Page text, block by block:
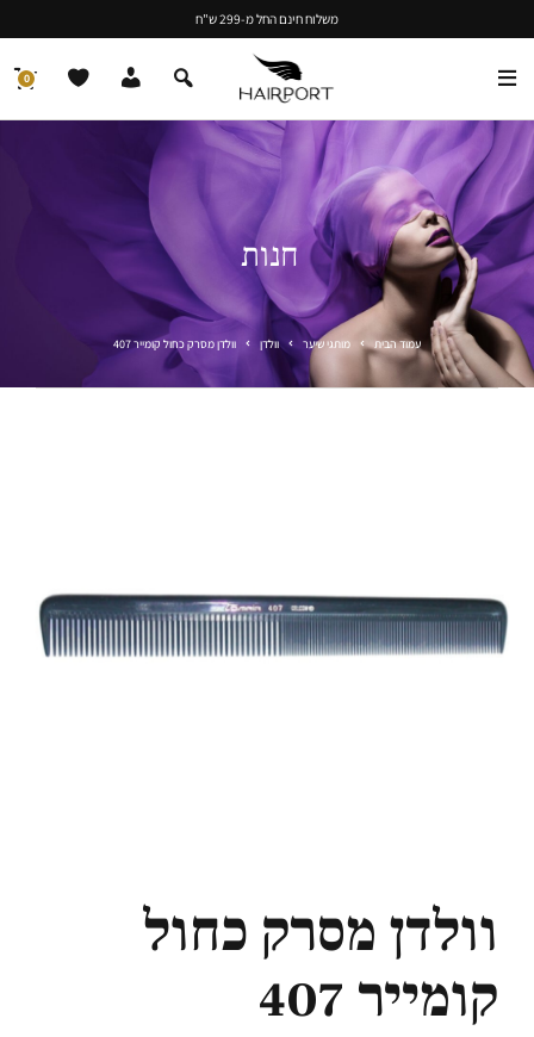
משלוח חינם החל מ-299 ש"ח
0
חנות
עמוד הבית מותגי שיער וולדן וולדן מסרק כחול קומייר 407
וולדן מסרק כחול
קומייר 407